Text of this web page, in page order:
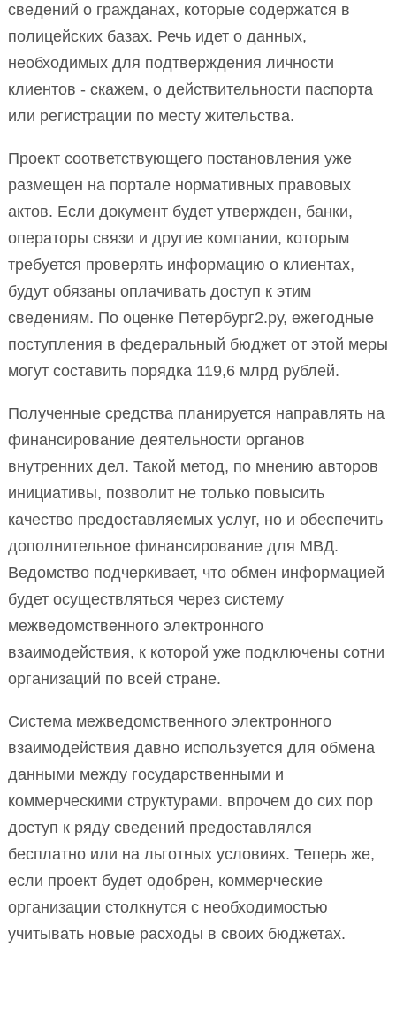
сведений о гражданах, которые содержатся в
полицейских базах. Речь идет о данных,
необходимых для подтверждения личности
клиентов - скажем, о действительности паспорта
или регистрации по месту жительства.
Проект соответствующего постановления уже
размещен на портале нормативных правовых
актов. Если документ будет утвержден, банки,
операторы связи и другие компании, которым
требуется проверять информацию о клиентах,
будут обязаны оплачивать доступ к этим
сведениям. По оценке Петербург2.ру, ежегодные
поступления в федеральный бюджет от этой меры
могут составить порядка 119,6 млрд рублей.
Полученные средства планируется направлять на
финансирование деятельности органов
внутренних дел. Такой метод, по мнению авторов
инициативы, позволит не только повысить
качество предоставляемых услуг, но и обеспечить
дополнительное финансирование для МВД.
Ведомство подчеркивает, что обмен информацией
будет осуществляться через систему
межведомственного электронного
взаимодействия, к которой уже подключены сотни
организаций по всей стране.
Система межведомственного электронного
взаимодействия давно используется для обмена
данными между государственными и
коммерческими структурами. впрочем до сих пор
доступ к ряду сведений предоставлялся
бесплатно или на льготных условиях. Теперь же,
если проект будет одобрен, коммерческие
организации столкнутся с необходимостью
учитывать новые расходы в своих бюджетах.